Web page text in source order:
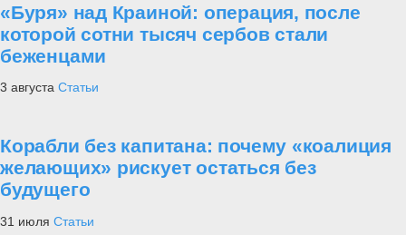
«Буря» над Краиной: операция, после
которой сотни тысяч сербов стали
беженцами
3 августа Статьи
Корабли без капитана: почему «коалиция
желающих» рискует остаться без
будущего
31 июля Статьи